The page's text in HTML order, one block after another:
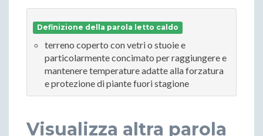
Definizione della parola letto caldo
terreno coperto con vetri o stuoie e
particolarmente concimato per raggiungere e
mantenere temperature adatte alla forzatura
e protezione di piante fuori stagione
Visualizza altra parola